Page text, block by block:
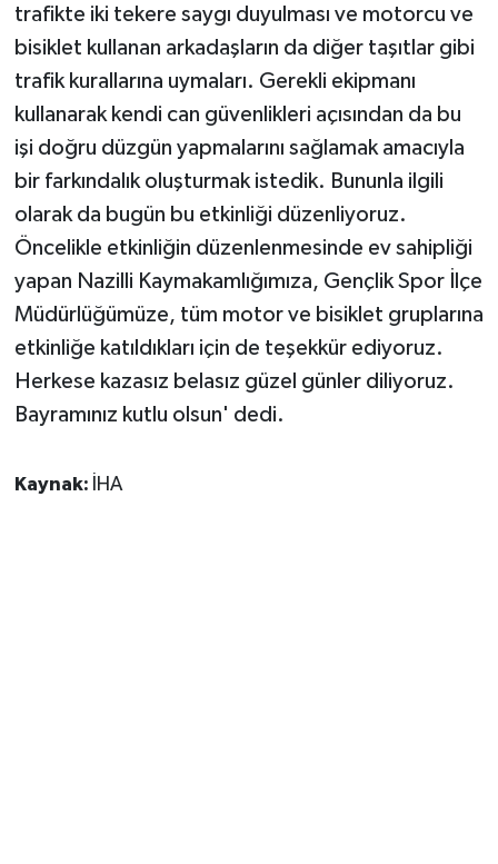
trafikte iki tekere saygı duyulması ve motorcu ve
bisiklet kullanan arkadaşların da diğer taşıtlar gibi
trafik kurallarına uymaları. Gerekli ekipmanı
kullanarak kendi can güvenlikleri açısından da bu
işi doğru düzgün yapmalarını sağlamak amacıyla
bir farkındalık oluşturmak istedik. Bununla ilgili
olarak da bugün bu etkinliği düzenliyoruz.
Öncelikle etkinliğin düzenlenmesinde ev sahipliği
yapan Nazilli Kaymakamlığımıza, Gençlik Spor İlçe
Müdürlüğümüze, tüm motor ve bisiklet gruplarına
etkinliğe katıldıkları için de teşekkür ediyoruz.
Herkese kazasız belasız güzel günler diliyoruz.
Bayramınız kutlu olsun' dedi.
Kaynak: İHA